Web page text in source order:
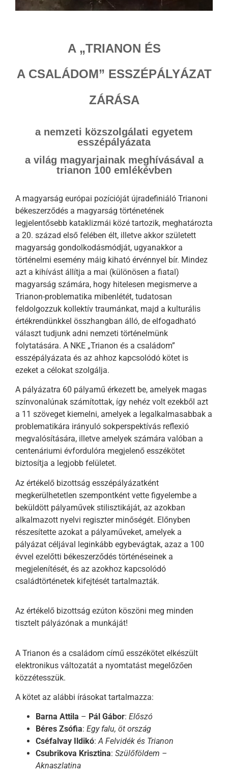
A „TRIANON ÉS
A CSALÁDOM” ESSZÉPÁLYÁZAT
ZÁRÁSA
a nemzeti közszolgálati egyetem
esszépályázata
a világ magyarjainak meghívásával a
trianon 100 emlékévben
A magyarság európai pozícióját újradefiniáló Trianoni
békeszerződés a magyarság történetének
legjelentősebb kataklizmái közé tartozik, meghatározta
a 20. század első felében élt, illetve akkor született
magyarság gondolkodásmódját, ugyanakkor a
történelmi esemény máig kiható érvénnyel bír. Mindez
azt a kihívást állítja a mai (különösen a fiatal)
magyarság számára, hogy hitelesen megismerve a
Trianon-problematika mibenlétét, tudatosan
feldolgozzuk kollektív traumánkat, majd a kulturális
értékrendünkkel összhangban álló, de elfogadható
választ tudjunk adni nemzeti történelmünk
folytatására. A NKE „Trianon és a családom”
esszépályázata és az ahhoz kapcsolódó kötet is
ezeket a célokat szolgálja.
A pályázatra 60 pályamű érkezett be, amelyek magas
színvonalúnak számítottak, így nehéz volt ezekből azt
a 11 szöveget kiemelni, amelyek a legalkalmasabbak a
problematikára irányuló sokperspektívás reflexió
megvalósítására, illetve amelyek számára valóban a
centenáriumi évfordulóra megjelenő esszékötet
biztosítja a legjobb felületet.
Az értékelő bizottság esszépályázatként
megkerülhetetlen szempontként vette figyelembe a
beküldött pályaművek stilisztikáját, az azokban
alkalmazott nyelvi regiszter minőségét. Előnyben
részesítette azokat a pályaműveket, amelyek a
pályázat céljával leginkább egybevágtak, azaz a 100
évvel ezelőtti békeszerződés történéseinek a
megjelenítését, és az azokhoz kapcsolódó
családtörténetek kifejtését tartalmazták.
Az értékelő bizottság ezúton köszöni meg minden
tisztelt pályázónak a munkáját!
A Trianon és a családom című esszékötet elkészült
elektronikus változatát a nyomtatást megelőzően
közzétesszük.
A kötet az alábbi írásokat tartalmazza:
Barna Attila – Pál Gábor: Előszó
Béres Zsófia: Egy falu, öt ország
Cséfalvay Ildikó:A Felvidék és Trianon
Csubrikova Krisztina: Szülőföldem –
Aknaszlatina